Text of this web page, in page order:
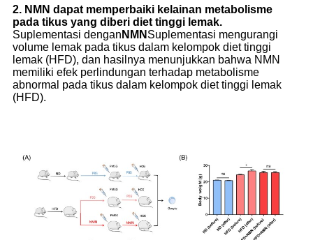
2. NMN dapat memperbaiki kelainan metabolisme
pada tikus yang diberi diet tinggi lemak.
Suplementasi dengan NMN Suplementasi mengurangi
volume lemak pada tikus dalam kelompok diet tinggi
lemak (HFD), dan hasilnya menunjukkan bahwa NMN
memiliki efek perlindungan terhadap metabolisme
abnormal pada tikus dalam kelompok diet tinggi lemak
(HFD).